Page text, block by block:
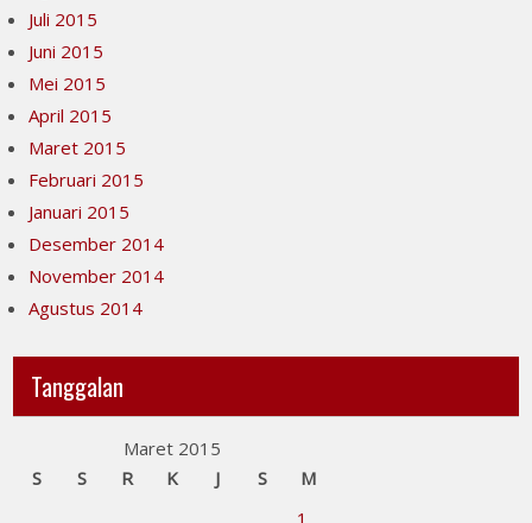
Juli 2015
Juni 2015
Mei 2015
April 2015
Maret 2015
Februari 2015
Januari 2015
Desember 2014
November 2014
Agustus 2014
Tanggalan
Maret 2015
S
S R K J S
M
1